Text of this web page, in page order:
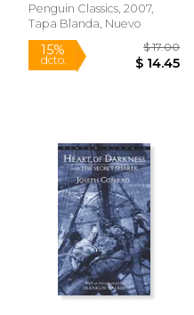
12%
dcto.
Penguin Classics, 2007,
Tapa Blanda, Nuevo